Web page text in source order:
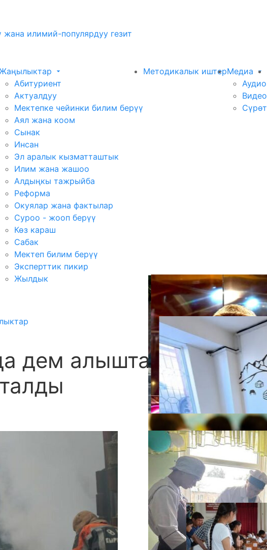
илимий-популярдуу гезит
Абитуриент
Актуалдуу
Мектепке чейинки билим берүү
Аял жана коом
Сынак
Инсан
Эл аралык кызматташтык
Илим жана жашоо
Алдыңкы тажрыйба
Реформа
Окуялар жана фактылар
Суроо - жооп берүү
Көз караш
Сабак
Мектеп билим берүү
Эксперттик пикир
Жылдык
Методикалык иштерМедиа
Аудио
Видео
Сүрөт
дем алышта 11 өрт